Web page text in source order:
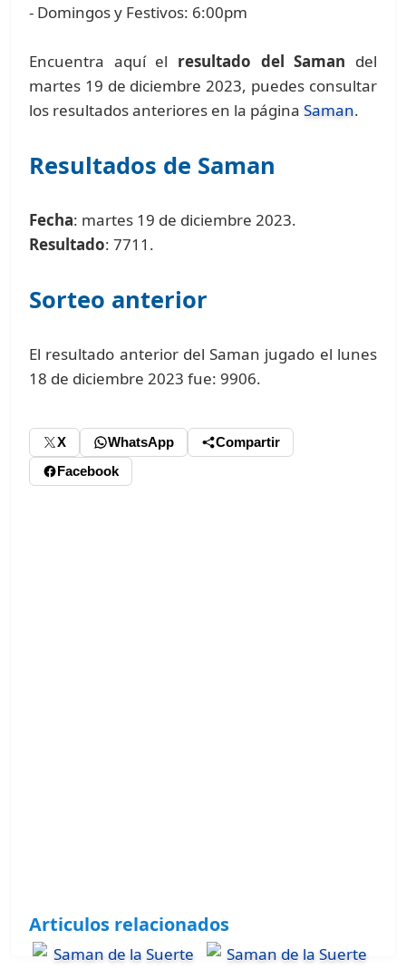
- Domingos y Festivos: 6:00pm
Encuentra aquí el resultado del Saman del
martes 19 de diciembre 2023, puedes consultar
los resultados anteriores en la páginaSaman.
Resultados de Saman
Fecha: martes 19 de diciembre 2023.
Resultado: 7711.
Sorteo anterior
El resultado anterior del Saman jugado el lunes
18 de diciembre 2023 fue: 9906.
X WhatsApp
Compartir
Facebook
Articulos relacionados